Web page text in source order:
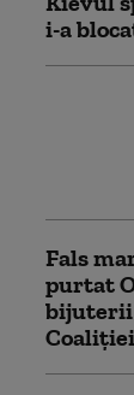
i-a
Fals
purtat